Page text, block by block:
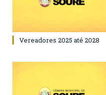
Vereadores 2025 até 2028